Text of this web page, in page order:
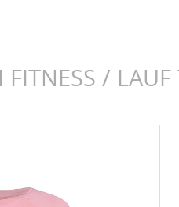
/ LAUF